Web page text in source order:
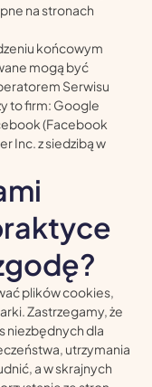
na stronach
końcowym
mogą być
Serwisu
to firm: Google
(Facebook
Inc. z siedzibą w
plików cookies,
Zastrzegamy, że
niezbędnych dla
utrzymania
a w skrajnych